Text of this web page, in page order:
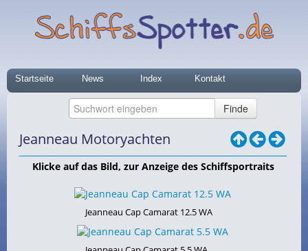
Startseite News Index Kontakt
Jeanneau Motoryachten
Klicke auf das Bild, zur Anzeige des Schiffsportraits
Jeanneau Cap Camarat 12.5 WA